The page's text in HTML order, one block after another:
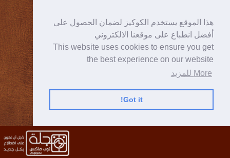
هذا الموقع يستخدم الكوكيز لضمان الحصول على
أفضل انطباع على موقعنا الالكتروني
This website uses cookies to ensure you get
the best experience on our website
More للمزيد
Got it!